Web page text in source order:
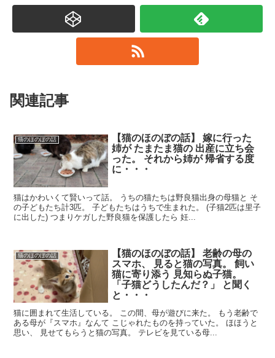
関連記事
猫のほのぼの話
【猫のほのぼの話】 嫁に行った
姉が たまたま猫の 出産に立ち会
った。 それから姉が 帰省する度
に・・・
猫はかわいくて賢いって話。 うちの猫たちは野良猫出身の母猫と そ
の子どもたち計3匹。 子どもたちはうちで生まれた。 (子猫2匹は里子
に出した) つまりケガした野良猫を保護したら 妊...
猫のほのぼの話
【猫のほのぼの話】 老齢の母の
スマホ、 見ると猫の写真。 飼い
猫に寄り添う 見知らぬ子猫。
「子猫どうしたんだ？」 と聞く
と・・・
猫に囲まれて生活している。 この間、母が遊びに来た。 もう老齢で
ある母が『スマホ』なんて こじゃれたものを持っていた。 ほほうと
思い、 見せてもらうと猫の写真。 テレビを見ている母...